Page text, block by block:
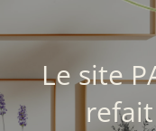
Le site